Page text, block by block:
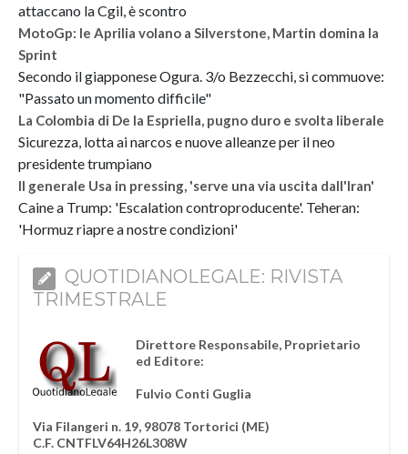
attaccano la Cgil, è scontro
MotoGp: le Aprilia volano a Silverstone, Martin domina la
Sprint
Secondo il giapponese Ogura. 3/o Bezzecchi, si commuove:
"Passato un momento difficile"
La Colombia di De la Espriella, pugno duro e svolta liberale
Sicurezza, lotta ai narcos e nuove alleanze per il neo
presidente trumpiano
Il generale Usa in pressing, 'serve una via uscita dall'Iran'
Caine a Trump: 'Escalation controproducente'. Teheran:
'Hormuz riapre a nostre condizioni'
QUOTIDIANOLEGALE: RIVISTA
TRIMESTRALE
Direttore Responsabile, Proprietario
ed Editore:
Fulvio Conti Guglia
Via Filangeri n. 19, 98078 Tortorici (ME)
C.F. CNTFLV64H26L308W